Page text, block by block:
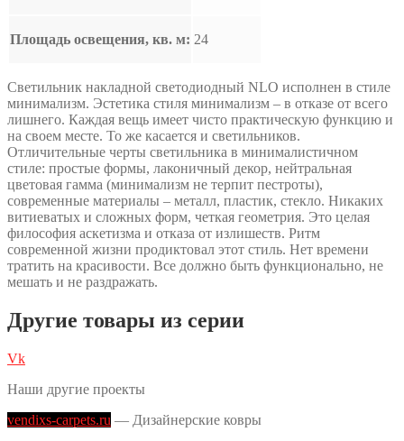
Площадь освещения, кв. м: 24
Светильник накладной светодиодный NLO исполнен в стиле
минимализм. Эстетика стиля минимализм – в отказе от всего
лишнего. Каждая вещь имеет чисто практическую функцию и
на своем месте. То же касается и светильников.
Отличительные черты светильника в минималистичном
стиле: простые формы, лаконичный декор, нейтральная
цветовая гамма (минимализм не терпит пестроты),
современные материалы – металл, пластик, стекло. Никаких
витиеватых и сложных форм, четкая геометрия. Это целая
философия аскетизма и отказа от излишеств. Ритм
современной жизни продиктовал этот стиль. Нет времени
тратить на красивости. Все должно быть функционально, не
мешать и не раздражать.
Другие товары из серии
Vk
Наши другие проекты
vendixs-carpets.ru — Дизайнерские ковры